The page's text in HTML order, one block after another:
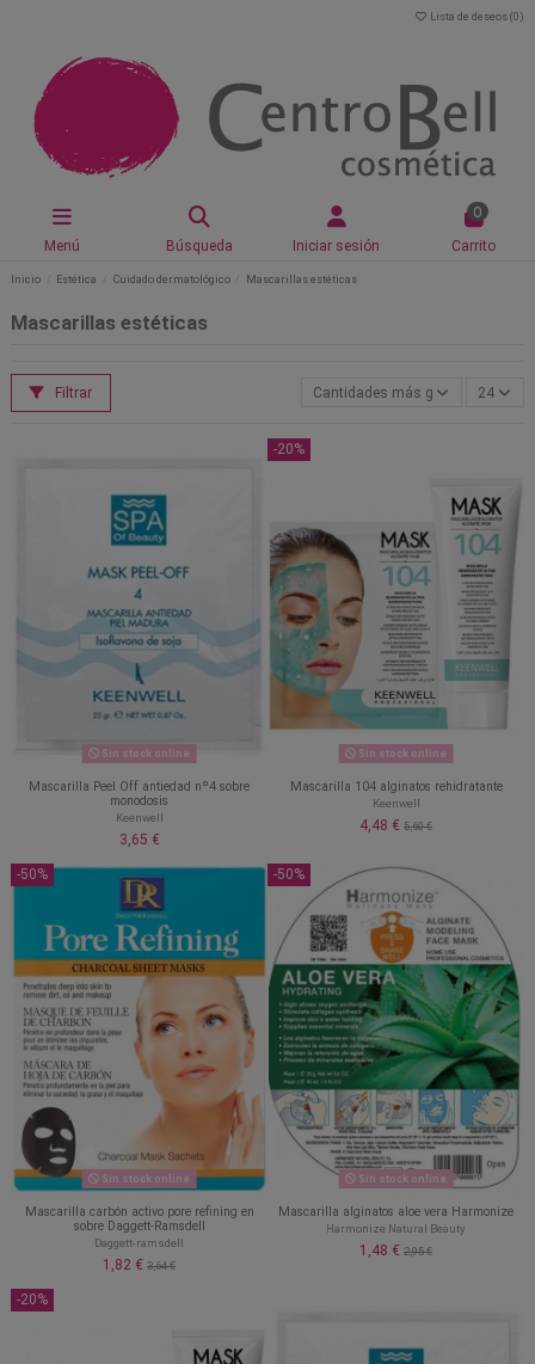
Lista de deseos (0 )
Menú Búsqueda Iniciar sesión
0
Carrito
Inicio Estética Cuidado dermatológico Mascarillas estéticas
Mascarillas estéticas
Filtrar Cantidades más grandes primero
24
Sin stock online
Mascarilla Peel Off antiedad nº4 sobre
monodosis
Keenwell
3,65 €
-20%
Sin stock online
Mascarilla 104 alginatos rehidratante
Keenwell
4,48 € 5,60 €
-50%
Sin stock online
Mascarilla carbón activo pore refining en
sobre Daggett-Ramsdell
Daggett-ramsdell
1,82 € 3,64 €
-50%
Sin stock online
Mascarilla alginatos aloe vera Harmonize
Harmonize Natural Beauty
1,48 € 2,95 €
-20%